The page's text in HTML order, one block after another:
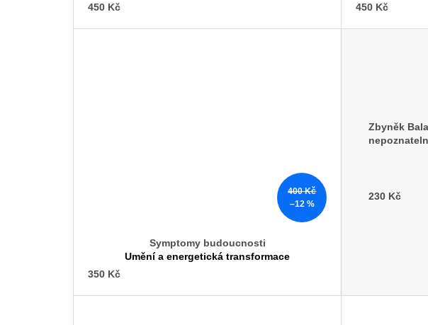
450 Kč
450 Kč
400 Kč
–12 %
Symptomy budoucnosti
Umění a energetická transformace
350 Kč
Zbyněk
230 Kč